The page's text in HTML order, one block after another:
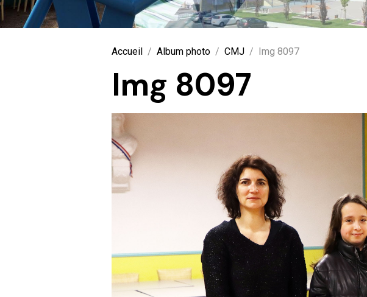
Accueil Album photo CMJ Img 8097
Img 8097